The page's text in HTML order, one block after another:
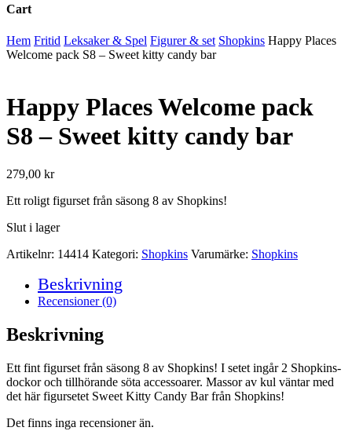
Cart
Close
Cart
Hem Fritid Leksaker & Spel Figurer & set Shopkins Happy Places
Welcome pack S8 – Sweet kitty candy bar
Happy Places Welcome pack
S8 – Sweet kitty candy bar
279,00 kr
Ett roligt figurset från säsong 8 av Shopkins!
Slut i lager
Artikelnr: 14414 Kategori: Shopkins Varumärke: Shopkins
Beskrivning
Recensioner (0)
Beskrivning
Ett fint figurset från säsong 8 av Shopkins! I setet ingår 2 Shopkins-
dockor och tillhörande söta accessoarer. Massor av kul väntar med
det här figursetet Sweet Kitty Candy Bar från Shopkins!
Det finns inga recensioner än.